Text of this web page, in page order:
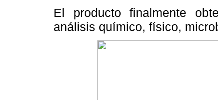
El producto finalmente
análisis químico, físico,